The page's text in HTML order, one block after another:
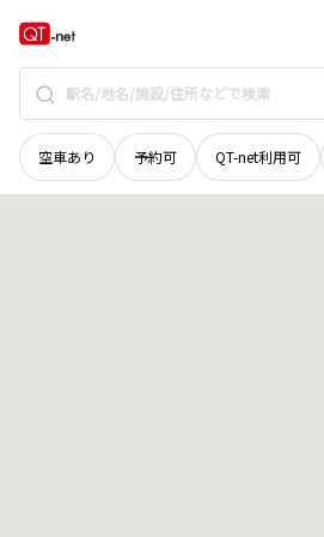
空車あり 予約可 QT-net利用可
北海道